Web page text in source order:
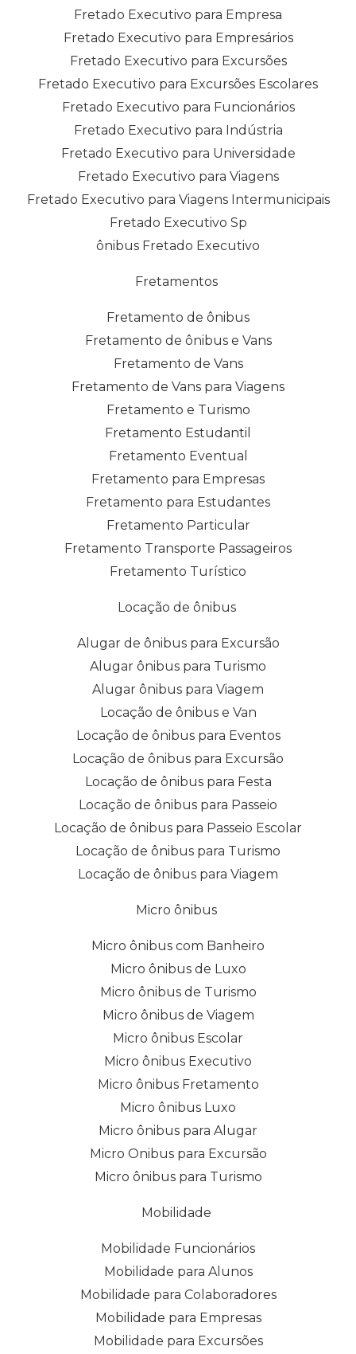
Fretado Executivo para Empresa
Fretado Executivo para Empresários
Fretado Executivo para Excursões
Fretado Executivo para Excursões Escolares
Fretado Executivo para Funcionários
Fretado Executivo para Indústria
Fretado Executivo para Universidade
Fretado Executivo para Viagens
Fretado Executivo para Viagens Intermunicipais
Fretado Executivo Sp
ônibus Fretado Executivo
Fretamentos
Fretamento de ônibus
Fretamento de ônibus e Vans
Fretamento de Vans
Fretamento de Vans para Viagens
Fretamento e Turismo
Fretamento Estudantil
Fretamento Eventual
Fretamento para Empresas
Fretamento para Estudantes
Fretamento Particular
Fretamento Transporte Passageiros
Fretamento Turístico
Locação de ônibus
Alugar de ônibus para Excursão
Alugar ônibus para Turismo
Alugar ônibus para Viagem
Locação de ônibus e Van
Locação de ônibus para Eventos
Locação de ônibus para Excursão
Locação de ônibus para Festa
Locação de ônibus para Passeio
Locação de ônibus para Passeio Escolar
Locação de ônibus para Turismo
Locação de ônibus para Viagem
Micro ônibus
Micro ônibus com Banheiro
Micro ônibus de Luxo
Micro ônibus de Turismo
Micro ônibus de Viagem
Micro ônibus Escolar
Micro ônibus Executivo
Micro ônibus Fretamento
Micro ônibus Luxo
Micro ônibus para Alugar
Micro Onibus para Excursão
Micro ônibus para Turismo
Mobilidade
Mobilidade Funcionários
Mobilidade para Alunos
Mobilidade para Colaboradores
Mobilidade para Empresas
Mobilidade para Excursões